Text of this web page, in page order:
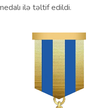
ilə təltif edildi.